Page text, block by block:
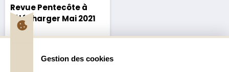
Revue Pentecôte à
télécharger Mai 2021
2,50
Gestion des cookies